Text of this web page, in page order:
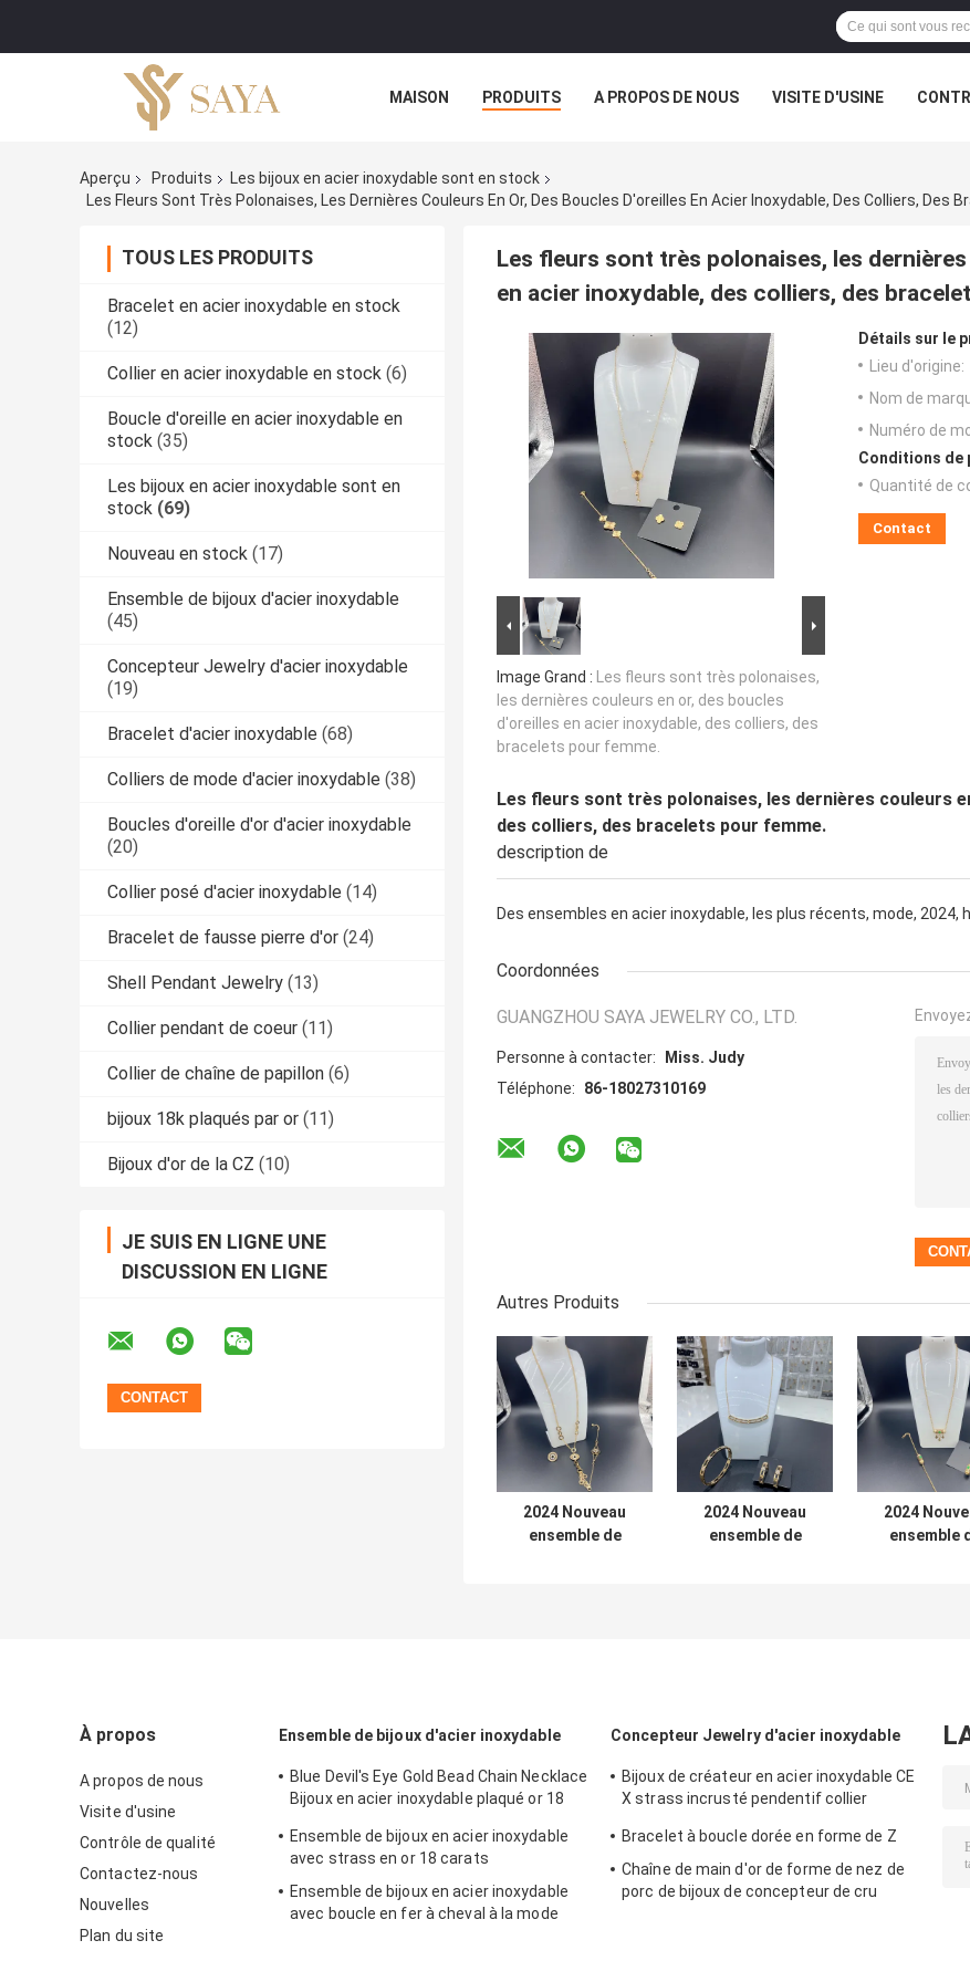
MAISON PRODUITS A PROPOS DE NOUS VISITE D'USINE
Aperçu Produits
Les bijoux en acier inoxydable sont en stock
Les Fleurs Sont Très Polonaises, Les Dernières Couleurs En Or, Des Boucles D'oreilles En Acier Inoxydable, Des Colliers, Des
TOUS LES PRODUITS
Bracelet en acier inoxydable en stock
(12)
Collier en acier inoxydable en stock (6)
Boucle d'oreille en acier inoxydable en
stock (35)
Les bijoux en acier inoxydable sont en
stock (69)
Nouveau en stock (17)
Ensemble de bijoux d'acier inoxydable
(45)
Concepteur Jewelry d'acier inoxydable
(19)
Bracelet d'acier inoxydable (68)
Colliers de mode d'acier inoxydable (38)
Boucles d'oreille d'or d'acier inoxydable
(20)
Collier posé d'acier inoxydable (14)
Bracelet de fausse pierre d'or (24)
Shell Pendant Jewelry (13)
Collier pendant de coeur (11)
Collier de chaîne de papillon (6)
bijoux 18k plaqués par or (11)
Bijoux d'or de la CZ (10)
JE SUIS EN LIGNE UNE
DISCUSSION EN LIGNE
Les fleurs sont très polonaises, les
en acier inoxydable, des colliers, des
Image Grand : Les fleurs sont très polonaises,
les dernières couleurs en or, des boucles
d'oreilles en acier inoxydable, des colliers, des
bracelets pour femme.
Détails sur le
Lieu d'origine:
Nom de
Numéro de
Conditions de
Quantité de
Contact
Les fleurs sont très polonaises, les dernières couleurs
des colliers, des bracelets pour femme.
description de
Des ensembles en acier inoxydable, les plus récents, mode, 2024,
Coordonnées
GUANGZHOU SAYA JEWELRY CO., LTD.
Personne à contacter:
Miss. Judy
Téléphone:
86-18027310169
Autres Produits
2024 Nouveau
ensemble de
2024 Nouveau
ensemble de
2024
ensemble
À propos
A propos de nous
Visite d'usine
Contrôle de qualité
Contactez-nous
Nouvelles
Plan du site
Ensemble de bijoux d'acier inoxydable
Blue Devil's Eye Gold Bead Chain Necklace
Bijoux en acier inoxydable plaqué or 18
Ensemble de bijoux en acier inoxydable
avec strass en or 18 carats
Ensemble de bijoux en acier inoxydable
avec boucle en fer à cheval à la mode
Concepteur Jewelry d'acier inoxydable
Bijoux de créateur en acier inoxydable CE
X strass incrusté pendentif collier
Bracelet à boucle dorée en forme de Z
Chaîne de main d'or de forme de nez de
porc de bijoux de concepteur de cru